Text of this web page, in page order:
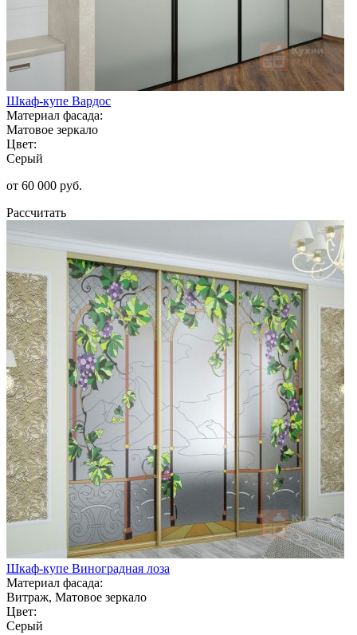
Шкаф-купе Вардос
Материал фасада:
Матовое зеркало
Цвет:
Серый
от 60 000 руб.
Рассчитать
Шкаф-купе Виноградная лоза
Материал фасада:
Витраж, Матовое зеркало
Цвет:
Серый